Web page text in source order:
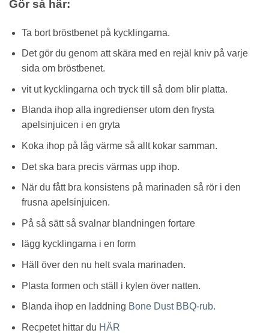
Gör så här:
Ta bort bröstbenet på kycklingarna.
Det gör du genom att skära med en rejäl kniv på varje
sida om bröstbenet.
vit ut kycklingarna och tryck till så dom blir platta.
Blanda ihop alla ingredienser utom den frysta
apelsinjuicen i en gryta
Koka ihop på låg värme så allt kokar samman.
Det ska bara precis värmas upp ihop.
När du fått bra konsistens på marinaden så rör i den
frusna apelsinjuicen.
På så sätt så svalnar blandningen fortare
lägg kycklingarna i en form
Häll över den nu helt svala marinaden.
Plasta formen och ställ i kylen över natten.
Blanda ihop en laddning Bone Dust BBQ-rub.
Recpetet hittar du HÄR